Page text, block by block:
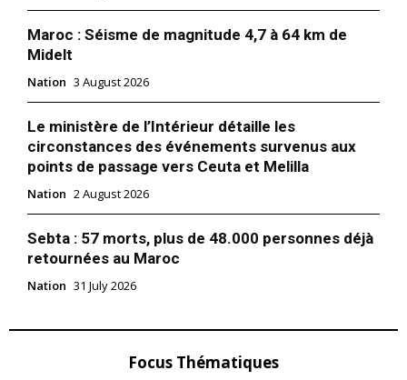
Maroc : Séisme de magnitude 4,7 à 64 km de
Midelt
Nation 3 August 2026
Le ministère de l’Intérieur détaille les
circonstances des événements survenus aux
points de passage vers Ceuta et Melilla
Nation 2 August 2026
Sebta : 57 morts, plus de 48.000 personnes déjà
retournées au Maroc
Nation 31 July 2026
Focus Thématiques